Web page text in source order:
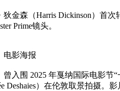
狄金森（Harris Dickinson）首
Prime镜头。
电影海报
曾入围 2025 年戛纳国际电影
Deshaies）在伦敦取景拍摄